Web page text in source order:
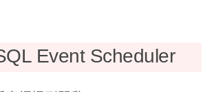
Event Scheduler